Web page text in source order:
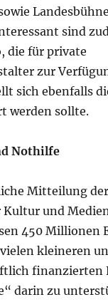
sind
die für private
zur
sich ebenfalls
werden sollte.
Nothilfe
Mitteilung
Kultur und
450 Millionen
kleineren
finanzierten
darin zu